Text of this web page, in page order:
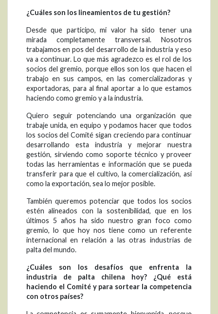
¿Cuáles son los lineamientos de tu gestión?
Desde que participo, mi valor ha sido tener una
mirada completamente transversal. Nosotros
trabajamos en pos del desarrollo de la industria y eso
va a continuar. Lo que más agradezco es el rol de los
socios del gremio, porque ellos son los que hacen el
trabajo en sus campos, en las comercializadoras y
exportadoras, para al final aportar a lo que estamos
haciendo como gremio y a la industria.
Quiero seguir potenciando una organización que
trabaje unida, en equipo y podamos hacer que todos
los socios del Comité sigan creciendo para continuar
desarrollando esta industria y mejorar nuestra
gestión, sirviendo como soporte técnico y proveer
todas las herramientas e información que se pueda
transferir para que el cultivo, la comercialización, así
como la exportación, sea lo mejor posible.
También queremos potenciar que todos los socios
estén alineados con la sostenibilidad, que en los
últimos 5 años ha sido nuestro gran foco como
gremio, lo que hoy nos tiene como un referente
internacional en relación a las otras industrias de
palta del mundo.
¿Cuáles son los desafíos que enfrenta la
industria de palta chilena hoy? ¿Qué está
haciendo el Comité y para sortear la competencia
con otros países?